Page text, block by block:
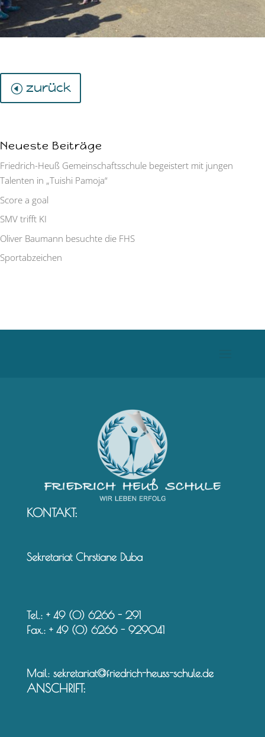
zurück
Neueste Beiträge
Friedrich-Heuß Gemeinschaftsschule begeistert mit jungen
Talenten in „Tuishi Pamoja“
Score a goal
SMV trifft KI
Oliver Baumann besuchte die FHS
Sportabzeichen
KONTAKT:
Sekretariat Chrstiane Duba
Tel.: + 49 (0) 6266 - 291
Fax.: + 49 (0) 6266 - 929041
Mail: sekretariat@friedrich-heuss-schule.de
ANSCHRIFT: